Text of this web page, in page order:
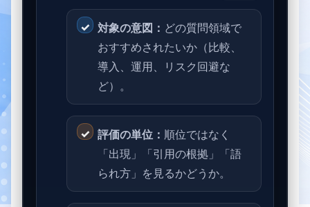
対象の意図： どの質問領域で
おすすめされたいか（比較、
導入、運用、リスク回避な
ど）。
評価の単位： 順位ではなく
「出現」「引用の根拠」「語
られ方」を見るかどうか。